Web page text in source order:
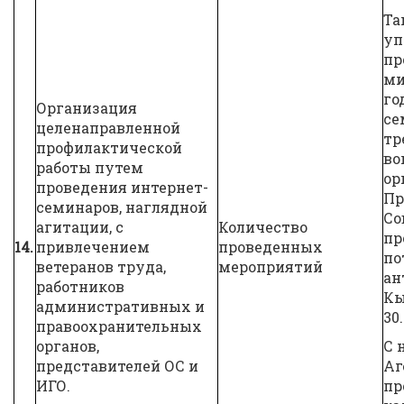
14.
Организация
целенаправленной
профилактической
работы путем
проведения интернет-
семинаров, наглядной
агитации, с
привлечением
ветеранов труда,
работников
административных и
правоохранительных
органов,
представителей ОС и
ИГО.
Количество
проведенных
мероприятий
С